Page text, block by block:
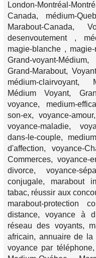
London-Montréal-
Canada, médium-
Marabout-Canada,
desenvoutement ,
magie-blanche ,
Grand-voyant-
Grand-Marabout,
médium-clairvoyant,
Médium Voyant,
voyance, medium-
son-ex, voyance-
voyance-maladie,
dans-le-couple,
d'affection, voyance-
Commerces, voyance-
divorce, voyance-
conjugale, marabout
tabac, réussir aux
marabout-protection
distance, voyance à
réseau des voyants,
africain, annuaire de la
voyance par